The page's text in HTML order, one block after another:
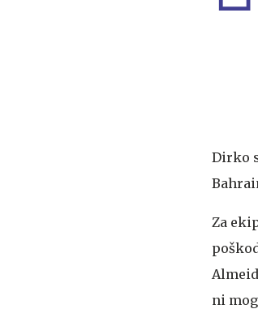
Dirko
Za
ni